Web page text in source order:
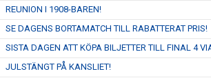
REUNION I 1908-BAREN!
SE DAGENS BORTAMATCH TILL RABATTERAT PRIS!
SISTA DAGEN ATT KÖPA BILJETTER TILL FINAL 4
JULSTÄNGT PÅ KANSLIET!